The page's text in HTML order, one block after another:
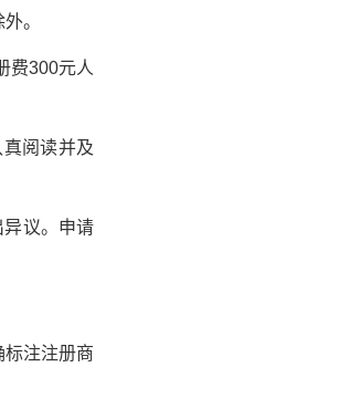
。
费300元人
阅读并及
议。申请
注注册商